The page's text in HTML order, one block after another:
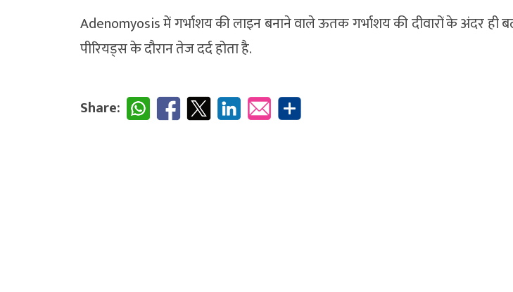
Adenomyosis में गर्भाशय की लाइन बनाने वाले ऊतक गर्भाशय की दीवारों के अंदर
पीरियड्स के दौरान तेज दर्द होता है.
Share: